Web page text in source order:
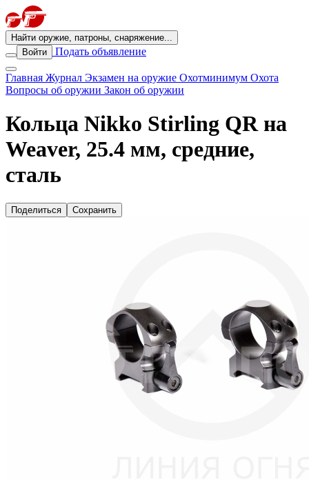
Найти оружие, патроны, снаряжение...
Войти
Подать объявление
Главная Журнал Экзамен на оружие Охотминимум Охота
Вопросы об оружии Закон об оружии
Кольца Nikko Stirling QR на
Weaver, 25.4 мм, средние,
сталь
Поделиться Сохранить